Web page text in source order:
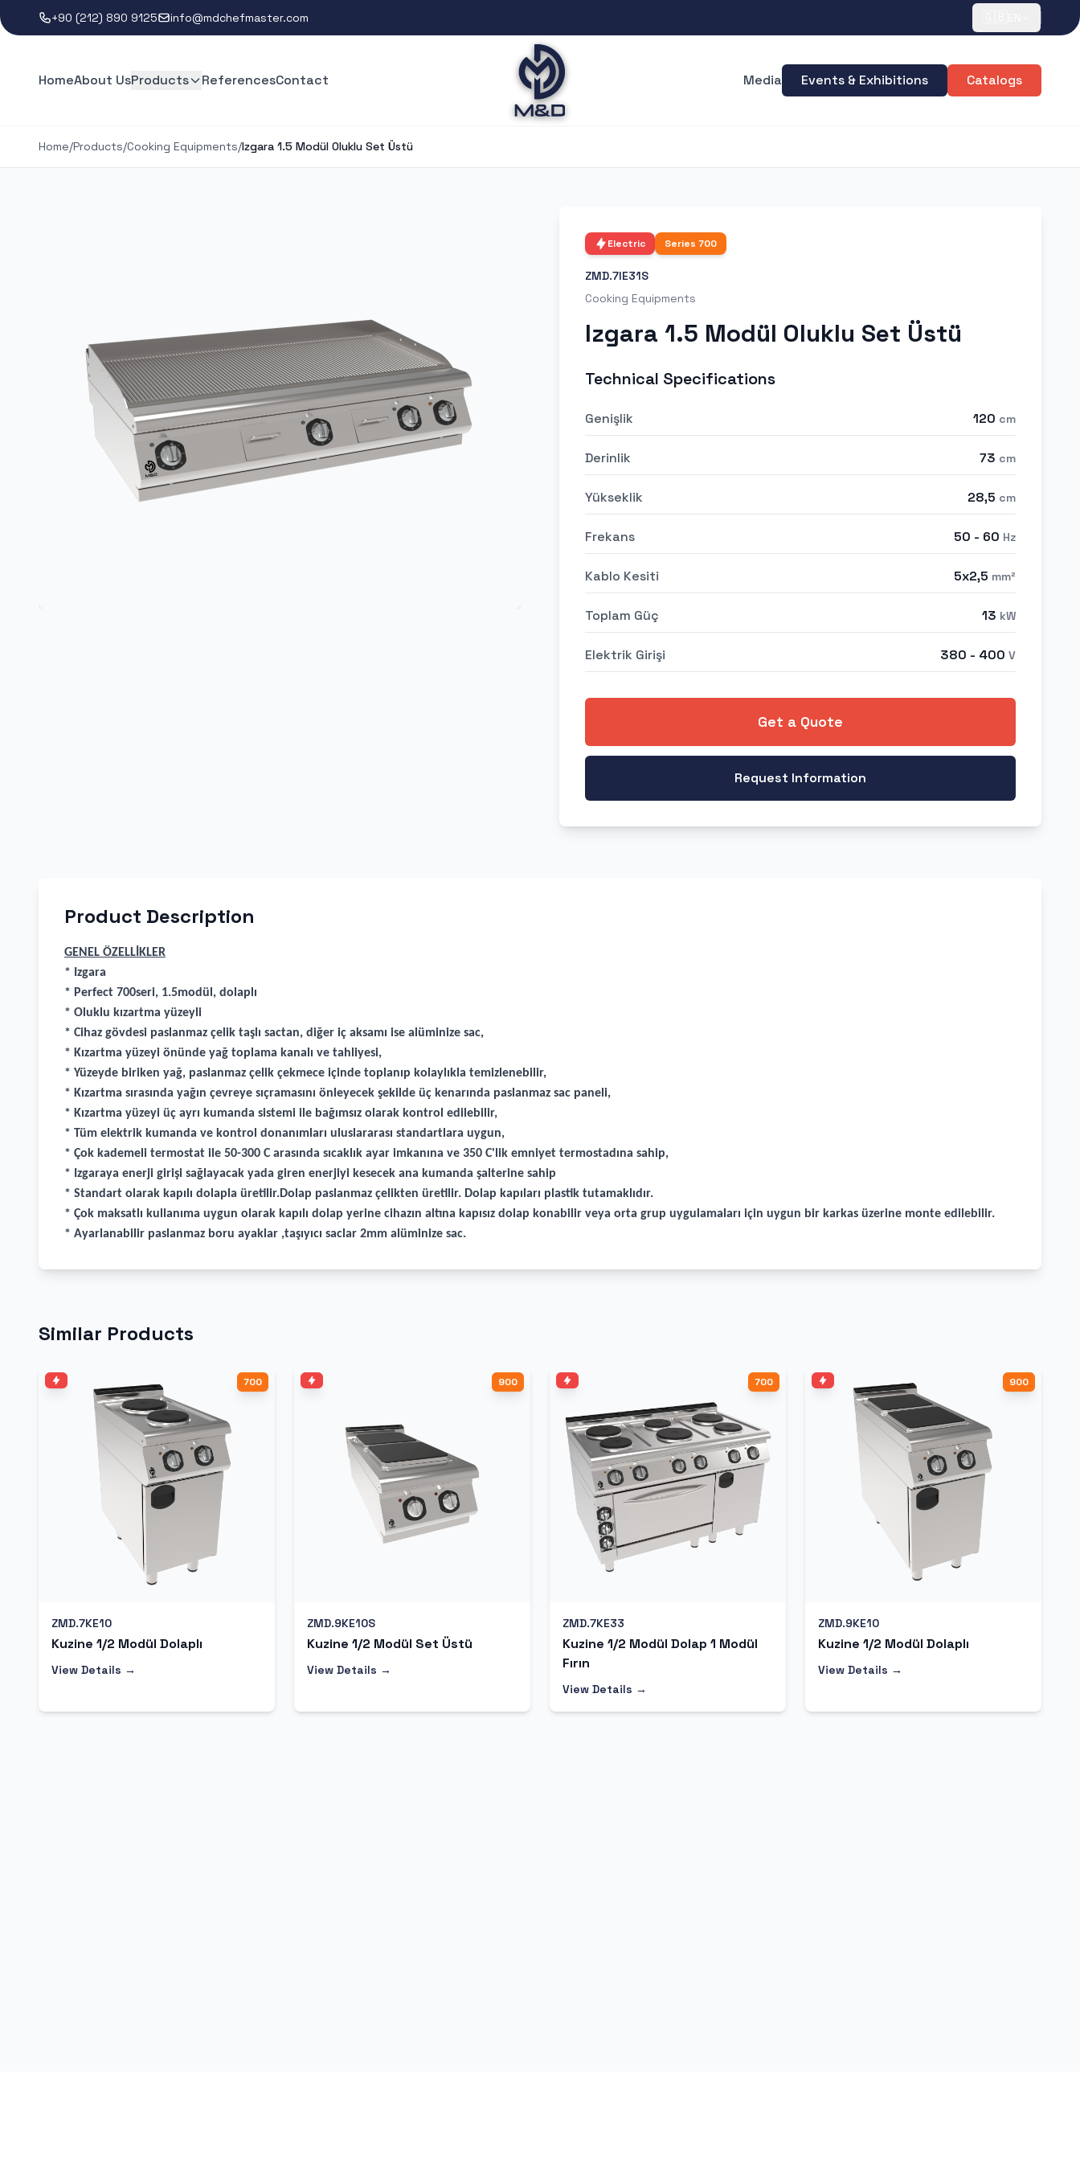
+90 (212) 890 9125 info@mdchefmaster.com
HomeAbout UsProducts ReferencesContact Media Events & Exhibitions Catalogs
Home/Products/Cooking Equipments/Izgara 1.5 Modül Oluklu Set Üstü
Electric Series 700
ZMD.7IE31S
Cooking Equipments
Izgara 1.5 Modül Oluklu Set Üstü
Technical Specifications
Genişlik 120 cm
Derinlik 73 cm
Yükseklik 28,5 cm
Frekans 50 - 60 Hz
Kablo Kesiti 5x2,5 mm²
Toplam Güç 13 kW
Elektrik Girişi 380 - 400 V
Get a Quote
Request Information
Product Description
GENEL ÖZELLİKLER
* Izgara
* Perfect 700seri, 1.5modül, dolaplı
* Oluklu kızartma yüzeyli
* Cihaz gövdesi paslanmaz çelik taşlı sactan, diğer iç aksamı ise alüminize sac,
* Kızartma yüzeyi önünde yağ toplama kanalı ve tahliyesi,
* Yüzeyde biriken yağ, paslanmaz çelik çekmece içinde toplanıp kolaylıkla temizlenebilir,
* Kızartma sırasında yağın çevreye sıçramasını önleyecek şekilde üç kenarında paslanmaz sac paneli,
* Kızartma yüzeyi üç ayrı kumanda sistemi ile bağımsız olarak kontrol edilebilir,
* Tüm elektrik kumanda ve kontrol donanımları uluslararası standartlara uygun,
* Çok kademeli termostat ile 50-300 C arasında sıcaklık ayar imkanına ve 350 C'lik emniyet termostadına sahip,
* Izgaraya enerji girişi sağlayacak yada giren enerjiyi kesecek ana kumanda şalterine sahip
* Standart olarak kapılı dolapla üretilir.Dolap paslanmaz çelikten üretilir. Dolap kapıları plastik tutamaklıdır.
* Çok maksatlı kullanıma uygun olarak kapılı dolap yerine cihazın altına kapısız dolap konabilir veya orta grup uygulamaları için uygun bir karkas üzerine monte edilebilir.
* Ayarlanabilir paslanmaz boru ayaklar ,taşıyıcı saclar 2mm alüminize sac.
Similar Products
700
ZMD.7KE10
Kuzine 1/2 Modül Dolaplı
View Details →
900
ZMD.9KE10S
Kuzine 1/2 Modül Set Üstü
View Details →
700
ZMD.7KE33
Kuzine 1/2 Modül Dolap 1 Modül
Fırın
View Details →
900
ZMD.9KE10
Kuzine 1/2 Modül Dolaplı
View Details →